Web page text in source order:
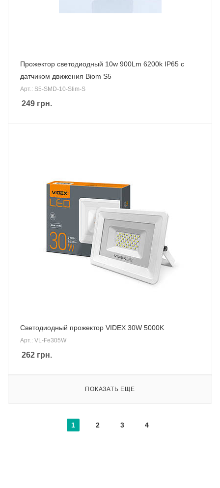
Прожектор светодиодный 10w 900Lm 6200k IP65 с
датчиком движения Biom S5
Арт.: S5-SMD-10-Slim-S
249 грн.
Светодиодный прожектор VIDEX 30W 5000K
Арт.: VL-Fe305W
262 грн.
ПОКАЗАТЬ ЕЩЕ
1 2 3 4